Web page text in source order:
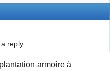
reply
armoire à